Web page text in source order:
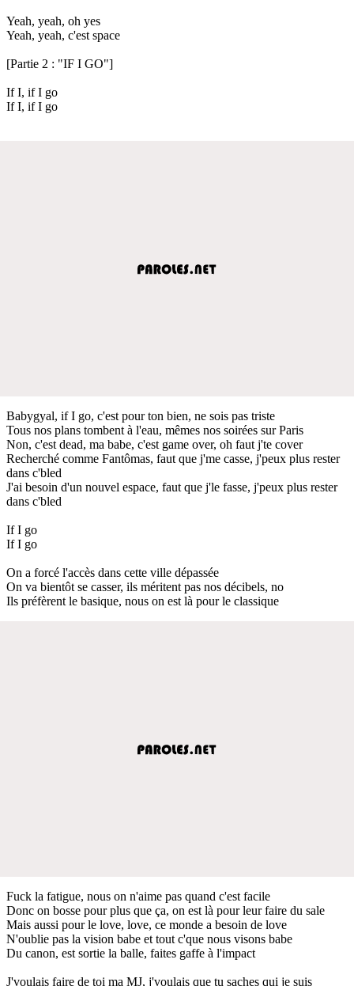
Yeah, yeah, oh yes
Yeah, yeah, c'est space
[Partie 2 : "IF I GO"]
If I, if I go
If I, if I go
Babygyal, if I go, c'est pour ton bien, ne sois pas triste
Tous nos plans tombent à l'eau, mêmes nos soirées sur Paris
Non, c'est dead, ma babe, c'est game over, oh faut j'te cover
Recherché comme Fantômas, faut que j'me casse, j'peux plus rester
dans c'bled
J'ai besoin d'un nouvel espace, faut que j'le fasse, j'peux plus rester
dans c'bled
If I go
If I go
On a forcé l'accès dans cette ville dépassée
On va bientôt se casser, ils méritent pas nos décibels, no
Ils préfèrent le basique, nous on est là pour le classique
Fuck la fatigue, nous on n'aime pas quand c'est facile
Donc on bosse pour plus que ça, on est là pour leur faire du sale
Mais aussi pour le love, love, ce monde a besoin de love
N'oublie pas la vision babe et tout c'que nous visons babe
Du canon, est sortie la balle, faites gaffe à l'impact
J'voulais faire de toi ma MJ, j'voulais que tu saches qui je suis